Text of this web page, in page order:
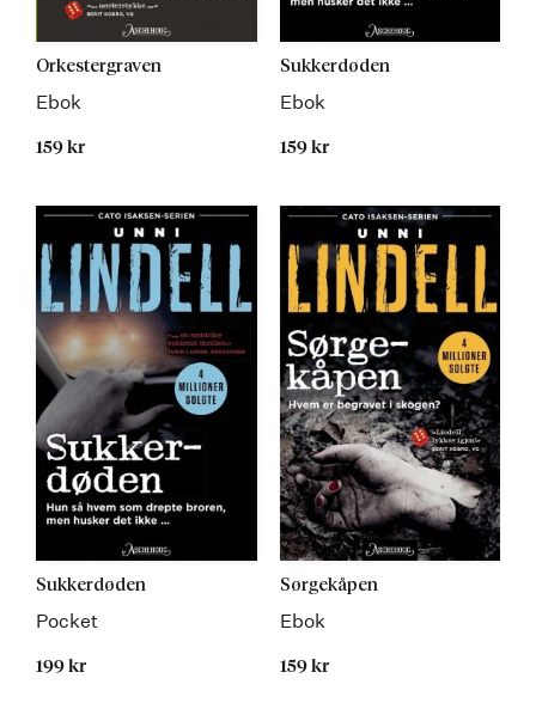
Orkestergraven
Ebok
159 kr
Sukkerdøden
Ebok
159 kr
Sukkerdøden
Pocket
199 kr
Sørgekåpen
Ebok
159 kr